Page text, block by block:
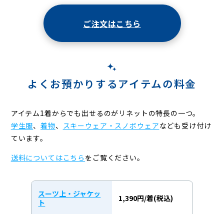
ご注文はこちら
よくお預かりするアイテムの料金
アイテム1着からでも出せるのがリネットの特長の一つ。
学生服、着物、 スキーウェア・スノボウェアなども受け付け
ています。
送料についてはこちら をご覧ください。
スーツ上・ジャケッ
ト
1,390円/着(税込)